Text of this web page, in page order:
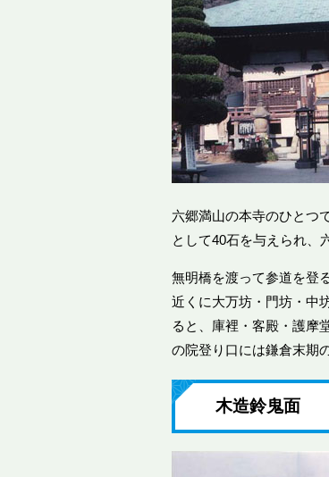
六郷満山の本寺のひとつ
として40石を与えられ、
無明橋を渡って参道を登
近くに大万坊・門坊・中
ると、庫裡・客殿・護摩
の院登り口には鎌倉末期
木造鈴鬼面